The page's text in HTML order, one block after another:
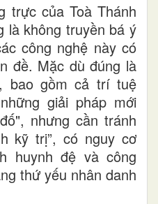
trực của Toà Thánh
là không truyền bá ý
công nghệ này có
đề. Mặc dù đúng là
bao gồm cả trí tuệ
giải pháp mới
nhưng cần tránh
kỹ trị”, có nguy cơ
huynh đệ và công
thứ yếu nhân danh